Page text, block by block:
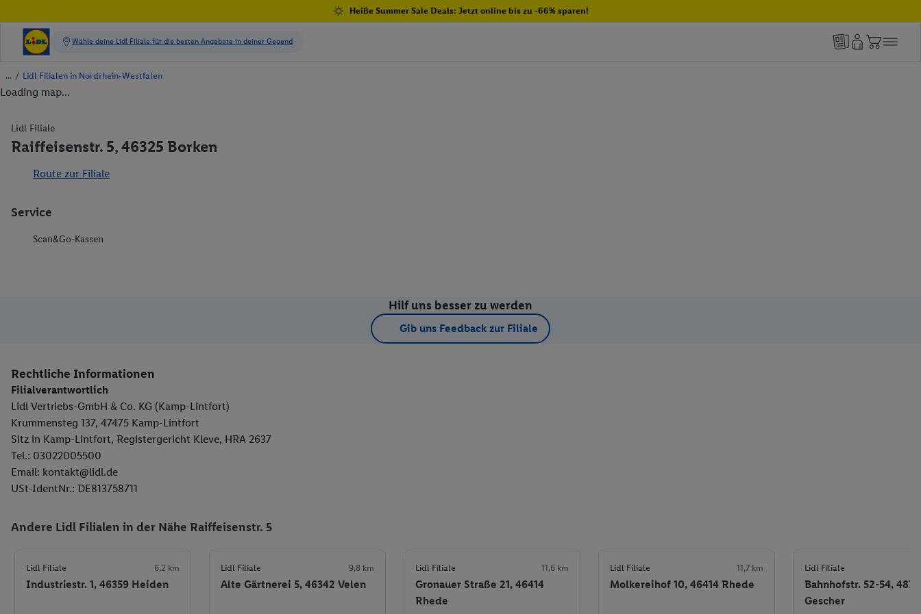
Heiße Summer Sale Deals: Jetzt online bis zu -66% sparen!
/ Lidl Filialen in Nordrhein-Westfalen
Loading map...
Lidl Filiale
Raiffeisenstr. 5, 46325 Borken
Route zur Filiale
Service
Scan&Go-Kassen
Hilf uns besser zu werden
Gib uns Feedback zur Filiale
Rechtliche Informationen
Filialverantwortlich
Lidl Vertriebs-GmbH & Co. KG (Kamp-Lintfort)
Krummensteg 137, 47475 Kamp-Lintfort
Sitz in Kamp-Lintfort, Registergericht Kleve, HRA 2637
Tel.: 03022005500
Email: kontakt@lidl.de
USt-IdentNr.: DE813758711
Andere Lidl Filialen in der Nähe Raiffeisenstr. 5
Lidl Filiale 6,2 km
Industriestr. 1, 46359 Heiden
Lidl Filiale 9,8 km
Alte Gärtnerei 5, 46342 Velen
Lidl Filiale 11,6 km
Gronauer Straße 21, 46414
Rhede
Lidl Filiale 11,7 km
Molkereihof 10, 46414 Rhede
Lidl Filiale
Bahnhofstr. 52-54,
Gescher